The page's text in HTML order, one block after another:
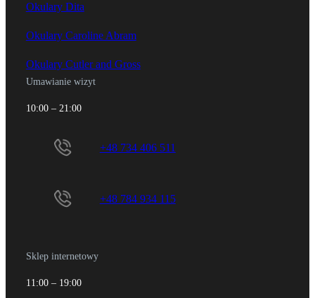
Okulary Dita
Okulary Caroline Abram
Okulary Cutler and Gross
Umawianie wizyt
10:00 – 21:00
+48 734 406 511
+48 784 934 115
Sklep internetowy
11:00 – 19:00